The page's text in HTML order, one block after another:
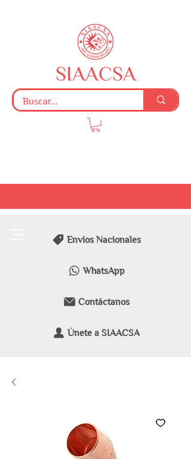
Envíos Nacionales
WhatsApp
Contáctanos
Únete a SIAACSA
SIAACSA